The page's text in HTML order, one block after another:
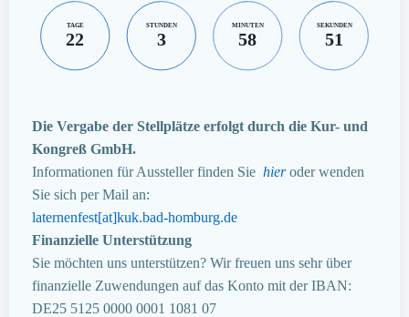
TAGE
22
STUNDEN
3
MINUTEN
58
SEKUNDEN
50
Die Vergabe der Stellplätze erfolgt durch die Kur- und
Kongreß GmbH.
Informationen für Aussteller finden Sie hieroder wenden
Sie sich per Mail an:
laternenfest[at]kuk.bad-homburg.de
Finanzielle Unterstützung
Sie möchten uns unterstützen? Wir freuen uns sehr über
finanzielle Zuwendungen auf das Konto mit der IBAN:
DE25 5125 0000 0001 1081 07